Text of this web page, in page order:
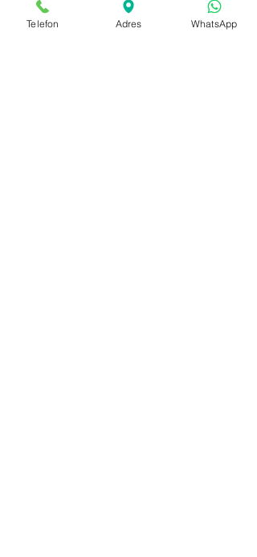
500 Terry Francois Street, San Francisco,
Telefon Adres WhatsApp